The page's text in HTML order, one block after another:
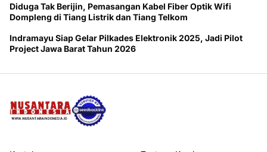
Diduga Tak Berijin, Pemasangan Kabel Fiber Optik Wifi
Dompleng di Tiang Listrik dan Tiang Telkom
Indramayu Siap Gelar Pilkades Elektronik 2025, Jadi Pilot
Project Jawa Barat Tahun 2026